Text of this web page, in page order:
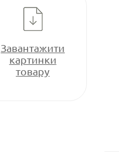
Завантажити
картинки
товару